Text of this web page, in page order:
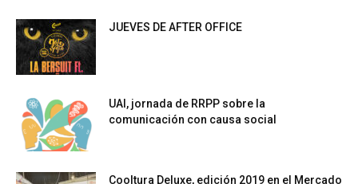
JUEVES DE AFTER OFFICE
UAI, jornada de RRPP sobre la
comunicación con causa social
Cooltura Deluxe, edición 2019 en el Mercado